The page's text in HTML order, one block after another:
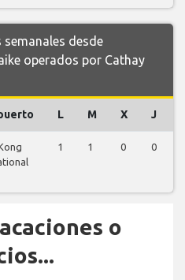
desde
operados por Cathay
L M X J
1 1 0 0
o